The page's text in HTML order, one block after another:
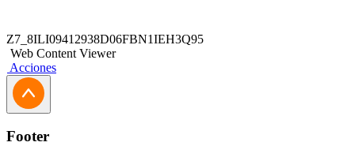
capacitaciones.
¡Agrega este número a tus contactos para asegurarte de
Z7_8ILI09412938D06FBN1IEH3Q95
Web Content Viewer
Acciones
Footer